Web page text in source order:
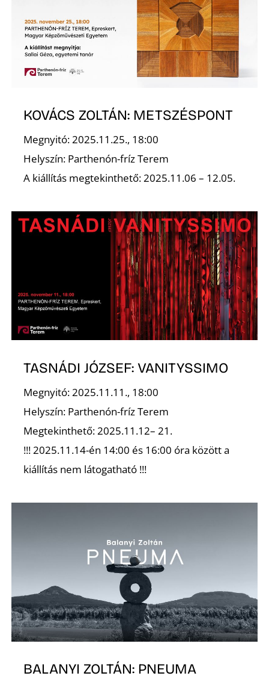
KOVÁCS ZOLTÁN: METSZÉSPONT
Megnyitó: 2025.11.25., 18:00
Helyszín: Parthenón-fríz Terem
A kiállítás megtekinthető: 2025.11.06 – 12.05.
TASNÁDI JÓZSEF: VANITYSSIMO
Megnyitó: 2025.11.11., 18:00
Helyszín: Parthenón-fríz Terem
Megtekinthető: 2025.11.12– 21.
!!! 2025.11.14-én 14:00 és 16:00 óra között a
kiállítás nem látogatható !!!
BALANYI ZOLTÁN: PNEUMA